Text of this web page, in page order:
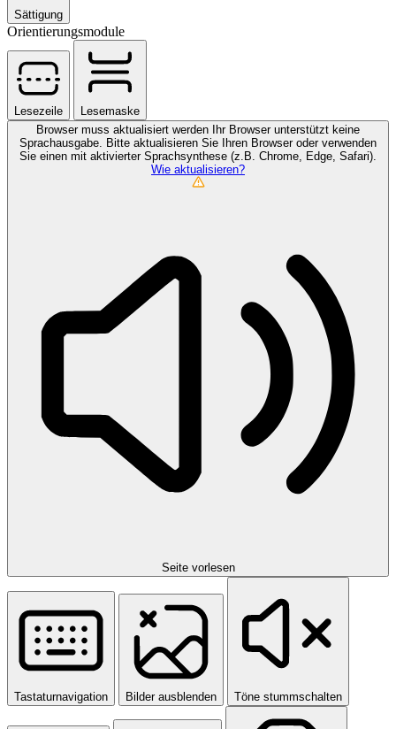
Sättigung
Orientierungsmodule
Lesezeile
Lesemaske
Browser muss aktualisiert werden
Ihr Browser unterstützt keine
Sprachausgabe. Bitte aktualisieren Sie Ihren Browser oder verwenden
Sie einen mit aktivierter Sprachsynthese (z.B. Chrome, Edge, Safari).
Wie aktualisieren?
Seite vorlesen
Tastaturnavigation Bilder ausblenden Töne stummschalten